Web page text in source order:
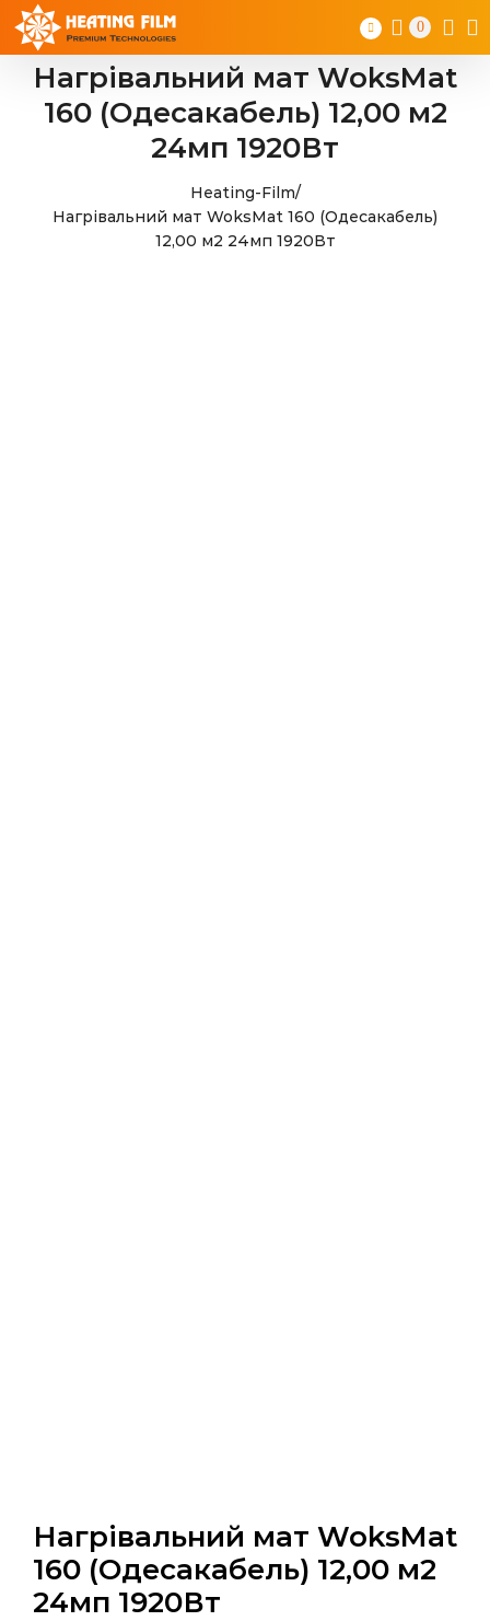
Skip
content
0
Нагрівальний мат WoksMat
160 (Одесакабель) 12,00 м2
24мп 1920Вт
Heating-Film/
Нагрівальний мат WoksMat 160 (Одесакабель)
12,00 м2 24мп 1920Вт
Нагрівальний мат WoksMat
160 (Одесакабель) 12,00 м2
24мп 1920Вт